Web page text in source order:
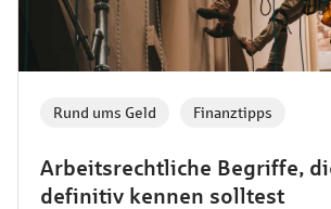
Arbeitsrechtliche Begriffe,
definitiv kennen solltest
Rund ums Geld Finanztipps